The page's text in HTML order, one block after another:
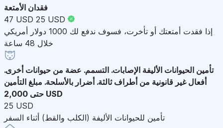
فقدان الأمتعة
47 USD 25 USD
إذا فقدت أمتعتك أو تأخرت، فسوف ندفع لك 1000 دولار أمريكي
خلال 48 ساعة
تأمين الحيوانات الأليفة الإصابات. التسمم. عضة من حيوانات أخرى.
أفعال غير قانونية من أطراف ثالثة. أضرار بالأسلحة. مبلغ التأمين
حتى 2,000 USD
25 USD
تأمين للحيوانات الأليفة (الكلب والقط) أثناء السفر